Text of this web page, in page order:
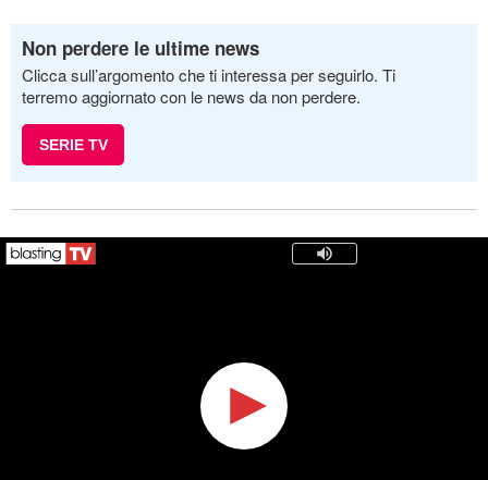
Non perdere le ultime news
Clicca sull’argomento che ti interessa per seguirlo. Ti
terremo aggiornato con le news da non perdere.
SERIE TV